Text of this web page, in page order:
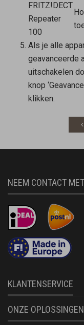
FRITZ!DECT
Repeater
100
Als je alle
geavanceerde
uitschakelen
knop
klikken.
NEEM CONTACT
KLANTENSERVICE
ONZE OPLOSSINGEN